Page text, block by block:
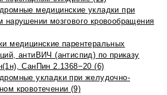
медицинские укладки при
нарушении мозгового кровообращения
медицинские парентеральных
антиВИЧ (антиспид) по приказу
СанПин 2.1368−20 (6)
укладки при желудочно-
кровотечении (9)